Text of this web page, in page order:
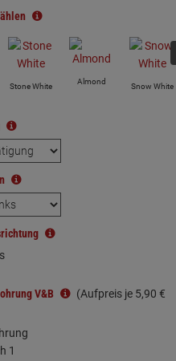
Stone White
Almond
Snow White
V&B (Aufpreis je 5,90 €
1